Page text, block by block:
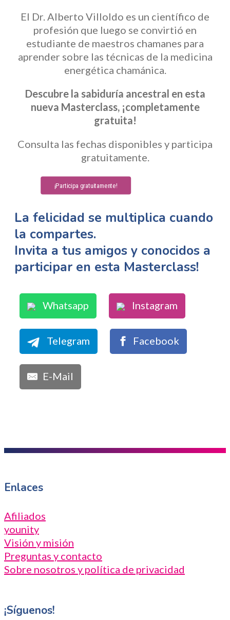
El Dr. Alberto Villoldo es un científico de
profesión que luego se convirtió en
estudiante de maestros chamanes para
aprender sobre las técnicas de la medicina
energética chamánica.
Descubre la sabiduría ancestral en esta
nueva Masterclass, ¡completamente
gratuita!
Consulta las fechas disponibles y participa
gratuitamente.
¡Participa gratuitamente!
La felicidad se multiplica cuando
la compartes.
Invita a tus amigos y conocidos a
participar en esta Masterclass!
Whatsapp Instagram
Telegram Facebook
E-Mail
Enlaces
Afiliados
younity
Visión y misión
Preguntas y contacto
Sobre nosotros y política de privacidad
¡Síguenos!